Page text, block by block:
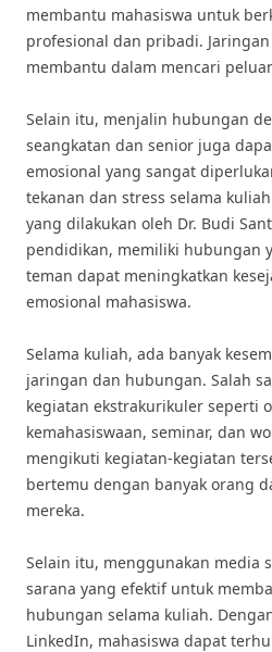
membantu mahasiswa untuk
profesional dan pribadi.
membantu dalam mencari
Selain itu, menjalin hubungan
seangkatan dan senior juga
emosional yang sangat
tekanan dan stress selama
yang dilakukan oleh Dr. Budi
pendidikan, memiliki hubungan
teman dapat meningkatkan
emosional mahasiswa.
Selama kuliah, ada banyak
jaringan dan hubungan. Salah
kegiatan ekstrakurikuler seperti
kemahasiswaan, seminar, dan
mengikuti kegiatan-kegiatan
bertemu dengan banyak orang
mereka.
Selain itu, menggunakan media
sarana yang efektif untuk
hubungan selama kuliah.
LinkedIn, mahasiswa dapat